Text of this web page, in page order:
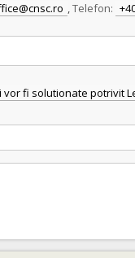
,Telefon:
fi solutionate potrivit